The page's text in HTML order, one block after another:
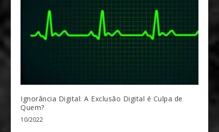
Ignorância Digital: A Exclusão Digital é Culpa de
Quem?
10/2022